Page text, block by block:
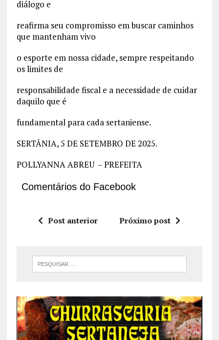
diálogo e
reafirma seu compromisso em buscar caminhos
que mantenham vivo
o esporte em nossa cidade, sempre respeitando
os limites de
responsabilidade fiscal e a necessidade de cuidar
daquilo que é
fundamental para cada sertaniense.
SERTÂNIA, 5 DE SETEMBRO DE 2025.
POLLYANNA ABREU – PREFEITA
Comentários do Facebook
Post anterior Próximo post